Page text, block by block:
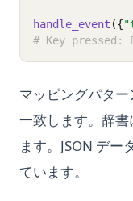
handle_event ({
# Key
マッピングパタ
一致します。辞
ます。JSON デー
ています。